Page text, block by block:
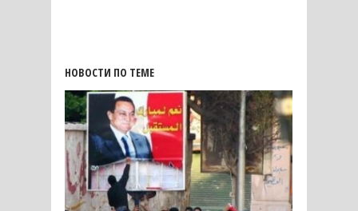
НОВОСТИ ПО ТЕМЕ